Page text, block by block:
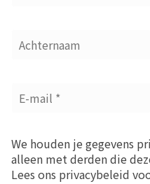
We houden je gegevens
alleen met derden die
Lees ons privacybeleid